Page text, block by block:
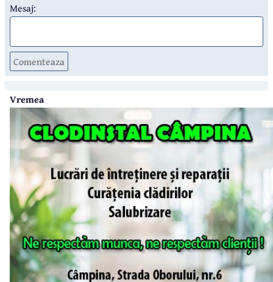
Mesaj:
Comenteaza
Vremea